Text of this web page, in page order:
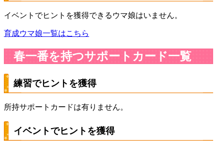
イベントでヒントを獲得できるウマ娘はいません。
育成ウマ娘一覧はこちら
春一番を持つサポートカード一覧
練習でヒントを獲得
所持サポートカードは有りません。
イベントでヒントを獲得